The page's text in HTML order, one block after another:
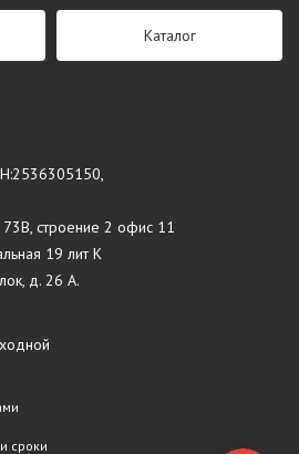
Каталог
73В, строение 2 офис 11
19 лит К
д. 26 А.
сроки